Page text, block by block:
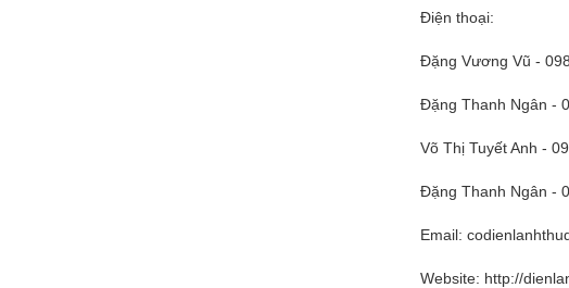
Điện thoại:
Đặng Vương Vũ -
Đặng Thanh Ngân -
Võ Thị Tuyết Anh -
Đặng Thanh Ngân -
Email:
Website: http://